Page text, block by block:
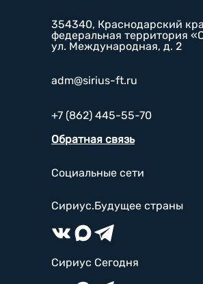
354340, Краснодарский
федеральная территория
ул. Международная, д. 2
adm@sirius-ft.ru
+7 (862) 445-55-70
Обратная связь
Социальные сети
Сириус.Будущее страны
Сириус Сегодня